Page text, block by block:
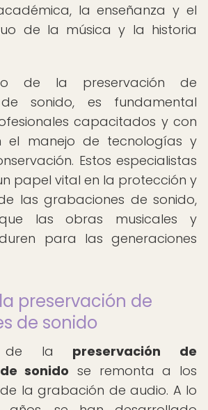
la enseñanza y el
de la música y la historia
de la preservación de
sonido, es fundamental
capacitados y con
el manejo de tecnologías y
Estos especialistas
papel vital en la protección y
las grabaciones de sonido,
las obras musicales y
para las generaciones
preservación de
de sonido
de la preservación de
sonido se remonta a los
la grabación de audio. A lo